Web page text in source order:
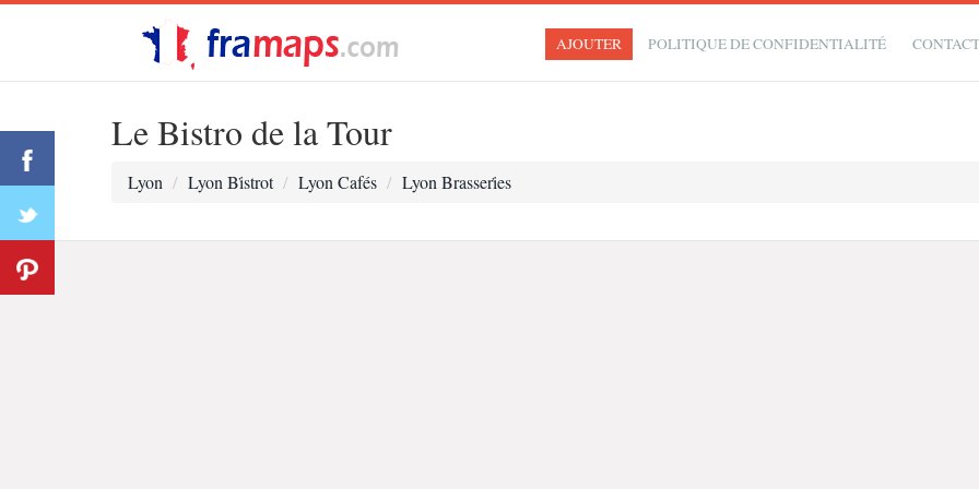
AJOUTER POLITIQUE DE CONFIDENTIALITÉ
Le Bistro de la Tour
Lyon Lyon Bi̇strot Lyon Cafés Lyon Brasseri̇es